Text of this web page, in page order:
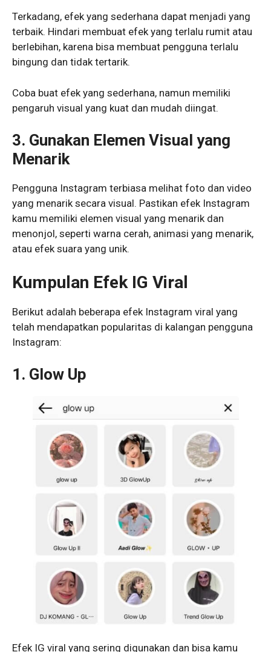
Terkadang, efek yang sederhana dapat menjadi yang
terbaik. Hindari membuat efek yang terlalu rumit atau
berlebihan, karena bisa membuat pengguna terlalu
bingung dan tidak tertarik.
Coba buat efek yang sederhana, namun memiliki
pengaruh visual yang kuat dan mudah diingat.
3. Gunakan Elemen Visual yang
Menarik
Pengguna Instagram terbiasa melihat foto dan video
yang menarik secara visual. Pastikan efek Instagram
kamu memiliki elemen visual yang menarik dan
menonjol, seperti warna cerah, animasi yang menarik,
atau efek suara yang unik.
Kumpulan Efek IG Viral
Berikut adalah beberapa efek Instagram viral yang
telah mendapatkan popularitas di kalangan pengguna
Instagram:
1. Glow Up
Efek IG viral yang sering digunakan dan bisa kamu